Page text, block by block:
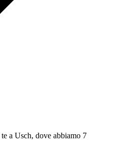
a Usch, dove abbiamo 7